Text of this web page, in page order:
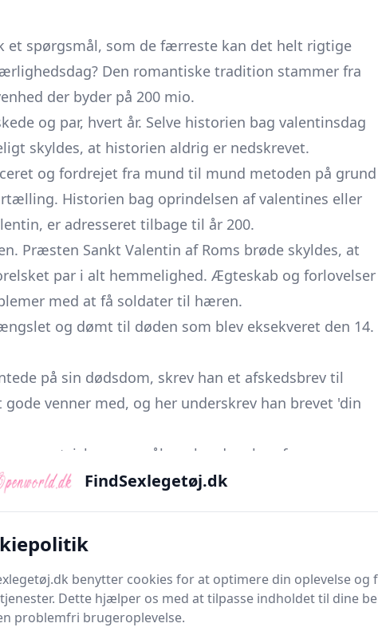
et spørgsmål, som de færreste kan det helt rigtige
Den romantiske tradition stammer fra
der byder på 200 mio.
og par, hvert år. Selve historien bag valentinsdag
skyldes, at historien aldrig er nedskrevet.
og fordrejet fra mund til mund metoden på grund
Historien bag oprindelsen af valentines eller
er adresseret tilbage til år 200.
Præsten Sankt Valentin af Roms brøde skyldes, at
par i alt hemmelighed. Ægteskab og forlovelser
med at få soldater til hæren.
og dømt til døden som blev eksekveret den 14.
på sin dødsdom, skrev han et afskedsbrev til
venner med, og her underskrev han brevet 'din
tvivl spørgsmål om hvad og hvorfor.
- Sankt Valentin af Terni, Sankt Valentin af
usagt, men den fortalte historie er den der
til at man sender kærlighedsbreve den 14.
hvor blomsterhandlerne prøvede at få indført
FindSexlegetøj.dk
benytter cookies for at optimere din oplevelse og
Dette hjælper os med at tilpasse indholdet til dine
problemfri brugeroplevelse.